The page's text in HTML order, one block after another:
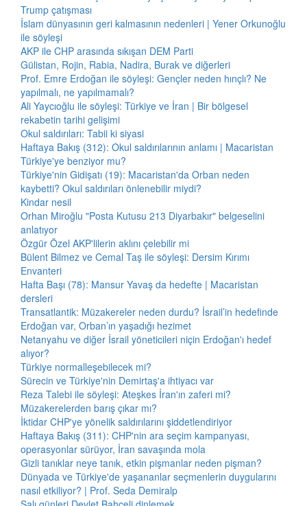
Trump çatışması
İslam dünyasının geri kalmasının nedenleri | Yener Orkunoğlu
ile söyleşi
AKP ile CHP arasında sıkışan DEM Parti
Gülistan, Rojin, Rabia, Nadira, Burak ve diğerleri
Prof. Emre Erdoğan ile söyleşi: Gençler neden hınçlı? Ne
yapılmalı, ne yapılmamalı?
Ali Yaycıoğlu ile söyleşi: Türkiye ve İran | Bir bölgesel
rekabetin tarihi gelişimi
Okul saldırıları: Tabii ki siyasi
Haftaya Bakış (312): Okul saldırılarının anlamı | Macaristan
Türkiye'ye benziyor mu?
Türkiye'nin Gidişatı (19): Macaristan'da Orban neden
kaybetti? Okul saldırıları önlenebilir miydi?
Kindar nesil
Orhan Miroğlu "Posta Kutusu 213 Diyarbakır" belgeselini
anlatıyor
Özgür Özel AKP'lilerin aklını çelebilir mi
Bülent Bilmez ve Cemal Taş ile söyleşi: Dersim Kırımı
Envanteri
Hafta Başı (78): Mansur Yavaş da hedefte | Macaristan
dersleri
Transatlantik: Müzakereler neden durdu? İsrail’in hedefinde
Erdoğan var, Orban’ın yaşadığı hezimet
Netanyahu ve diğer İsrail yöneticileri niçin Erdoğan'ı hedef
alıyor?
Türkiye normalleşebilecek mi?
Sürecin ve Türkiye'nin Demirtaş'a ihtiyacı var
Reza Talebi ile söyleşi: Ateşkes İran'ın zaferi mi?
Müzakerelerden barış çıkar mı?
İktidar CHP'ye yönelik saldırılarını şiddetlendiriyor
Haftaya Bakış (311): CHP'nin ara seçim kampanyası,
operasyonlar sürüyor, İran savaşında mola
Gizli tanıklar neye tanık, etkin pişmanlar neden pişman?
Dünyada ve Türkiye'de yaşananlar seçmenlerin duygularını
nasıl etkiliyor? | Prof. Seda Demiralp